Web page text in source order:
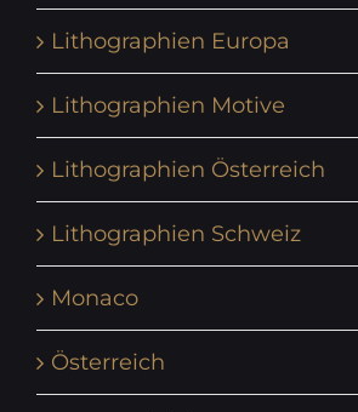
Lithographien Europa
Lithographien Motive
Lithographien Österreich
Lithographien Schweiz
Monaco
Österreich